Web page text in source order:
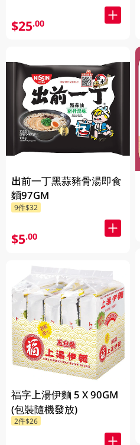
$25.00
出前一丁黑蒜豬骨湯即食
麵97GM
9件$32
$5.00
福字上湯伊麵 5 X 90GM
(包裝隨機發放)
2件$26